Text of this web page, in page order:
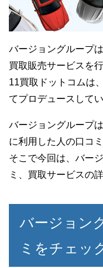
バージョングループ
買取販売サービスを
11買取ドットコムは
てプロデュースしてい
バージョングループ
に利用した人の口コ
そこで今回は、バー
ミ、買取サービスの
バージョン
ミをチェッ